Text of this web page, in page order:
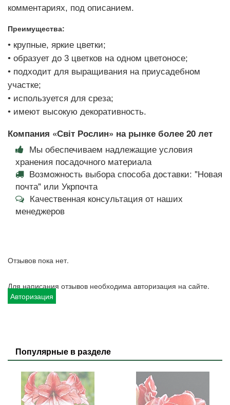
комментариях, под описанием.
Преимущества:
• крупные, яркие цветки;
• образует до 3 цветков на одном цветоносе;
• подходит для выращивания на приусадебном
участке;
• используется для среза;
• имеют высокую декоративность.
Компания «Світ Рослин» на рынке более 20 лет
Мы обеспечиваем надлежащие условия
хранения посадочного материала
Возможность выбора способа доставки: "Новая
почта" или Укрпочта
Качественная консультация от наших
менеджеров
Отзывов пока нет.
Для написания отзывов необходима авторизация на сайте.
Авторизация
Популярные в разделе